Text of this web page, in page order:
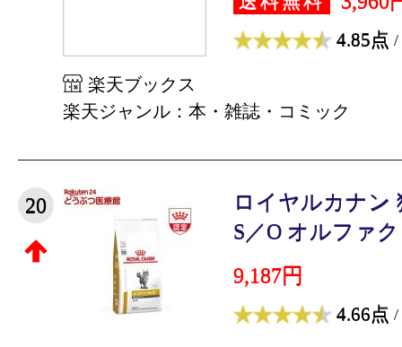
4.85点 /
楽天ブックス
楽天ジャンル：本・雑誌・コミック
20
ロイヤルカナン
S／O オルファ
9,187円
4.66点 /